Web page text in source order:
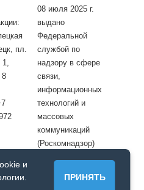
и
ПРИНЯТЬ
пл.
1,
8
08 июля 2025 г.
выдано
Федеральной
службой по
надзору в сфере
связи,
информационных
технологий и
массовых
коммуникаций
(Роскомнадзор)
цитирование материалов с